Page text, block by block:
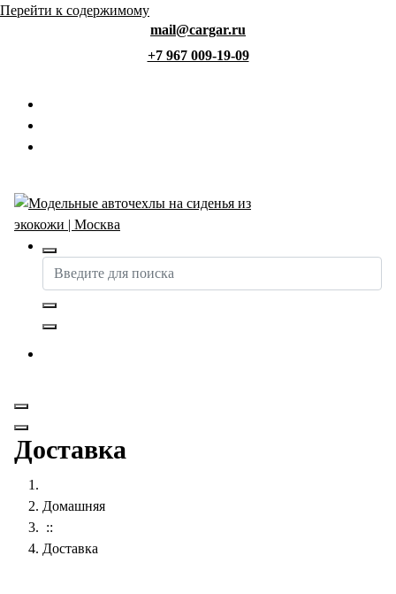
Перейти к содержимому
mail@cargar.ru
+7 967 009-19-09
Авточехлы с доставкой и установкой в Москве
Доставка
Домашняя
::
Доставка